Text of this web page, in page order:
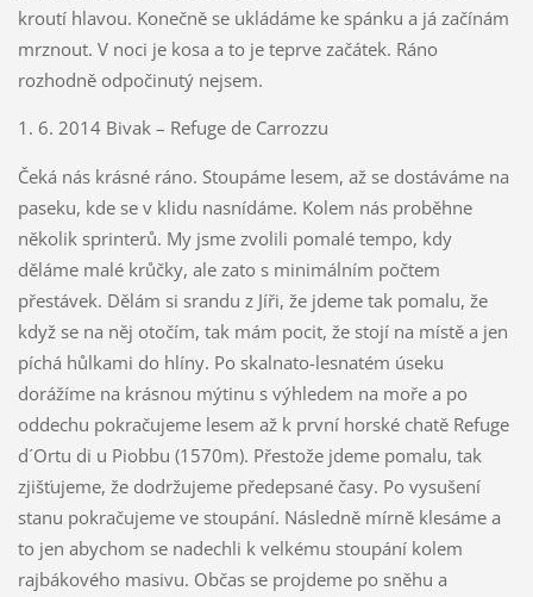
kroutí hlavou. Konečně se ukládáme ke spánku a já začínám
mrznout. V noci je kosa a to je teprve začátek. Ráno
rozhodně odpočinutý nejsem.
1. 6. 2014 Bivak – Refuge de Carrozzu
Čeká nás krásné ráno. Stoupáme lesem, až se dostáváme na
paseku, kde se v klidu nasnídáme. Kolem nás proběhne
několik sprinterů. My jsme zvolili pomalé tempo, kdy
děláme malé krůčky, ale zato s minimálním počtem
přestávek. Dělám si srandu z Jíři, že jdeme tak pomalu, že
když se na něj otočím, tak mám pocit, že stojí na místě a jen
píchá hůlkami do hlíny. Po skalnato-lesnatém úseku
dorážíme na krásnou mýtinu s výhledem na moře a po
oddechu pokračujeme lesem až k první horské chatě Refuge
d´Ortu di u Piobbu (1570m). Přestože jdeme pomalu, tak
zjišťujeme, že dodržujeme předepsané časy. Po vysušení
stanu pokračujeme ve stoupání. Následně mírně klesáme a
to jen abychom se nadechli k velkému stoupání kolem
rajbákového masivu. Občas se projdeme po sněhu a